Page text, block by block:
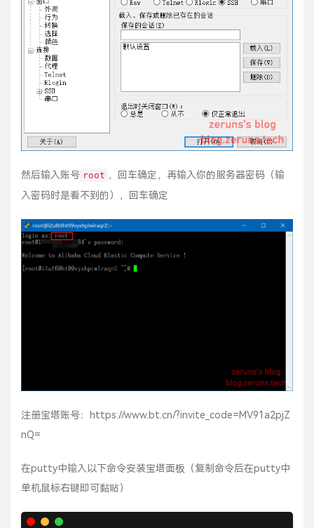
然后输入账号 root ，回车确定，再输入你的服务器密码（输
入密码时是看不到的），回车确定
注册宝塔账号：
https://www.bt.cn/?invite_code=MV91a2pjZ
nQ=
在putty中输入以下命令安装宝塔面板（复制命令后在putty中
单机鼠标右键即可黏贴）